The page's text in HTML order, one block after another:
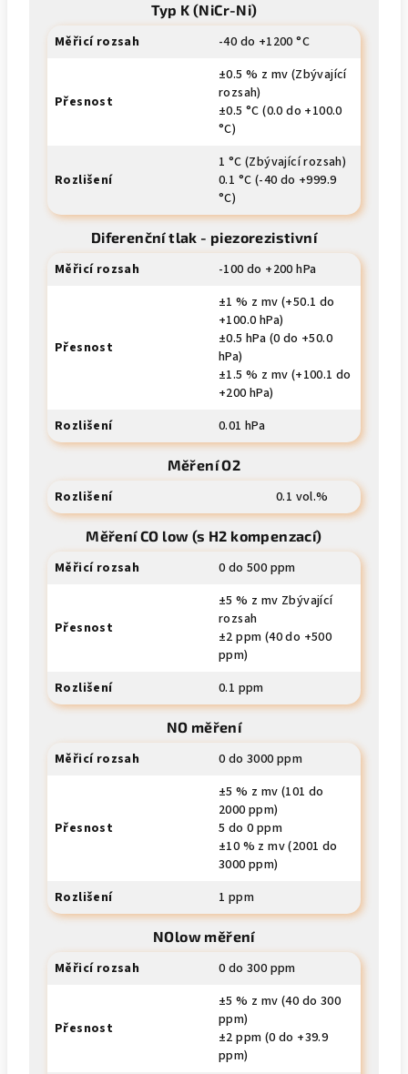
Typ K (NiCr-Ni)
Měřicí rozsah -40 do +1200 °C
Přesnost
±0.5 % z mv (Zbývající
rozsah)
±0.5 °C (0.0 do +100.0
°C)
Rozlišení
1 °C (Zbývající rozsah)
0.1 °C (-40 do +999.9
°C)
Diferenční tlak - piezorezistivní
Měřicí rozsah -100 do +200 hPa
Přesnost
±1 % z mv (+50.1 do
+100.0 hPa)
±0.5 hPa (0 do +50.0
hPa)
±1.5 % z mv (+100.1 do
+200 hPa)
Rozlišení
0.01 hPa
Měření O2
Rozlišení 0.1 vol.%
Měření CO low (s H2 kompenzací)
Měřicí rozsah 0 do 500 ppm
Přesnost
±5 % z mv Zbývající
rozsah
±2 ppm (40 do +500
ppm)
Rozlišení
0.1 ppm
NO měření
Měřicí rozsah 0 do 3000 ppm
Přesnost
±5 % z mv (101 do
2000 ppm)
5 do 0 ppm
±10 % z mv (2001 do
3000 ppm)
Rozlišení
1 ppm
NOlow měření
Měřicí rozsah 0 do 300 ppm
Přesnost
±5 % z mv (40 do 300
ppm)
±2 ppm (0 do +39.9
ppm)